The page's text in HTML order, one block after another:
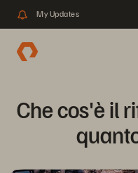
My Updates
Che cos'è il